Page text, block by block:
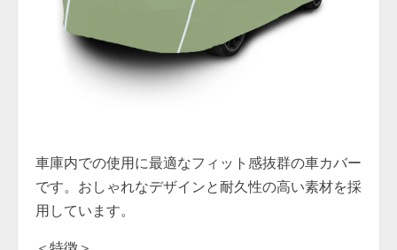
車庫内での使用に最適なフィット感抜群の車カバー
です。おしゃれなデザインと耐久性の高い素材を採
用しています。